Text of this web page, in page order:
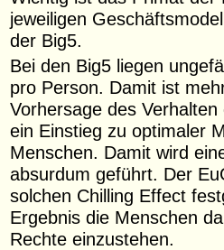
jeweiligen
der Big5.
Bei den Big5 liegen
pro Person. Damit ist
Vorhersage des
ein Einstieg zu optimaler
Menschen. Damit wird
absurdum geführt. Der
solchen Chilling Effect
Ergebnis die Menschen
Rechte einzustehen.